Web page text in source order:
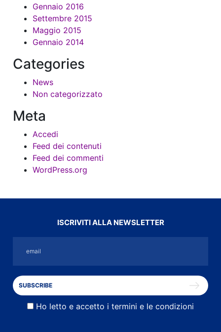
Gennaio 2016
Settembre 2015
Maggio 2015
Gennaio 2014
Categories
News
Non categorizzato
Meta
Accedi
Feed dei contenuti
Feed dei commenti
WordPress.org
ISCRIVITI ALLA NEWSLETTER
Ho letto e accetto i termini e le condizioni